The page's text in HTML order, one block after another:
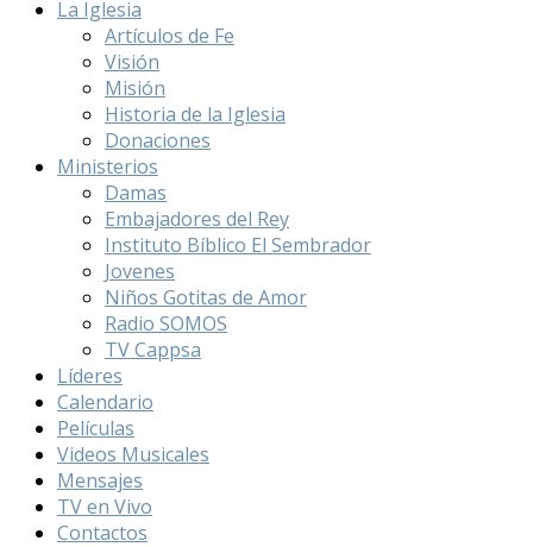
La Iglesia
Artículos de Fe
Visión
Misión
Historia de la Iglesia
Donaciones
Ministerios
Damas
Embajadores del Rey
Instituto Bíblico El Sembrador
Jovenes
Niños Gotitas de Amor
Radio SOMOS
TV Cappsa
Líderes
Calendario
Películas
Videos Musicales
Mensajes
TV en Vivo
Contactos